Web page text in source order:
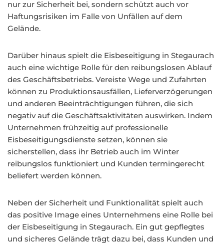
nur zur Sicherheit bei, sondern schützt auch vor
Haftungsrisiken im Falle von Unfällen auf dem
Gelände.
Darüber hinaus spielt die Eisbeseitigung in Stegaurach
auch eine wichtige Rolle für den reibungslosen Ablauf
des Geschäftsbetriebs. Vereiste Wege und Zufahrten
können zu Produktionsausfällen, Lieferverzögerungen
und anderen Beeinträchtigungen führen, die sich
negativ auf die Geschäftsaktivitäten auswirken. Indem
Unternehmen frühzeitig auf professionelle
Eisbeseitigungsdienste setzen, können sie
sicherstellen, dass ihr Betrieb auch im Winter
reibungslos funktioniert und Kunden termingerecht
beliefert werden können.
Neben der Sicherheit und Funktionalität spielt auch
das positive Image eines Unternehmens eine Rolle bei
der Eisbeseitigung in Stegaurach. Ein gut gepflegtes
und sicheres Gelände trägt dazu bei, dass Kunden und